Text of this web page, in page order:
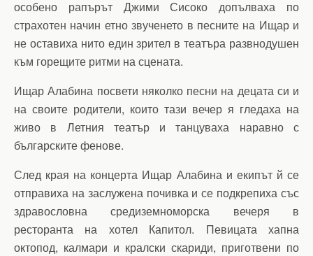
особено рапърът Джими Сисоко допълваха по
страхотен начин етно звученето в песните на Ищар и
не оставиха нито един зрител в театъра развнодушен
към горещите ритми на сцената.
Ищар Алабина посвети няколко песни на децата си и
на своите родители, които тази вечер я гледаха на
живо в Летния театър и танцуваха наравно с
българските фенове.
След края на концерта Ищар Алабина и екипът й се
отправиха на заслужена почивка и се подкрепиха със
здравословна средиземноморска вечеря в
ресторанта на хотел Капитол. Певицата хапна
октопод, калмари и кралски скариди, приготвени по